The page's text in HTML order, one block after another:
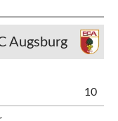
Augsburg
10